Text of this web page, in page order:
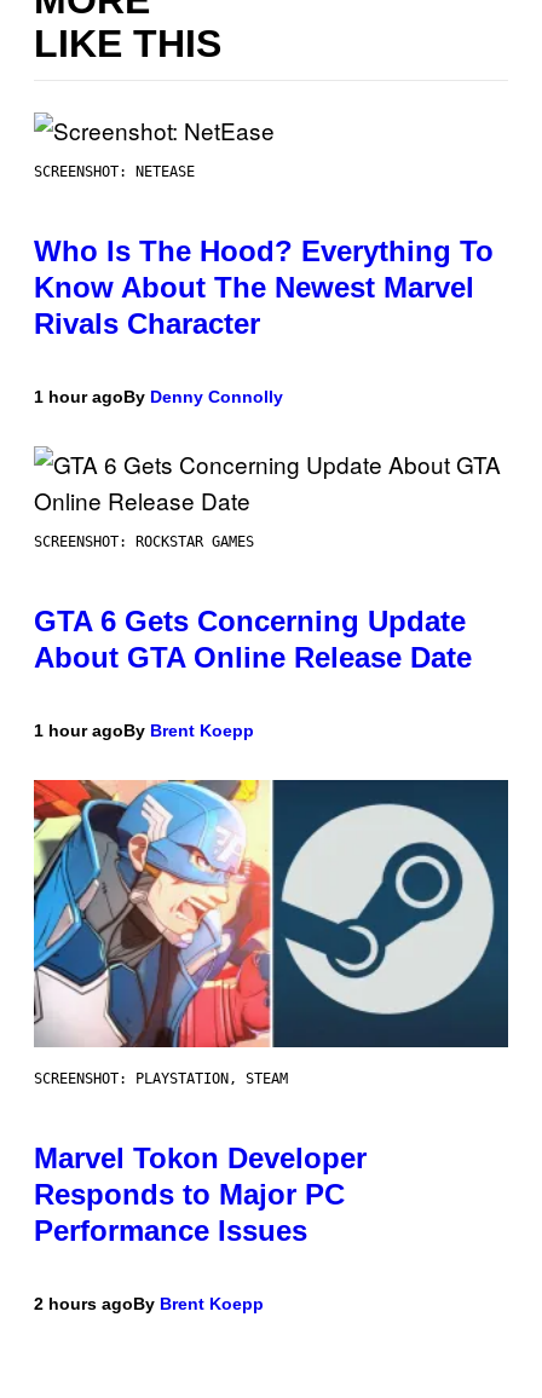
LIKE THIS
SCREENSHOT: NETEASE
Who Is The Hood? Everything To
Know About The Newest Marvel
Rivals Character
1 hour agoBy Denny Connolly
SCREENSHOT: ROCKSTAR GAMES
GTA 6 Gets Concerning Update
About GTA Online Release Date
1 hour agoBy Brent Koepp
SCREENSHOT: PLAYSTATION, STEAM
Marvel Tokon Developer
Responds to Major PC
Performance Issues
2 hours agoBy Brent Koepp